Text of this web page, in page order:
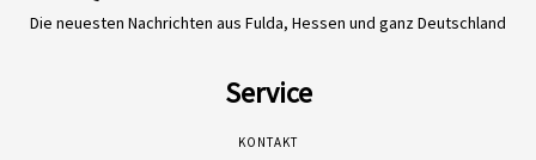
Die neuesten Nachrichten aus Fulda, Hessen und ganz Deutschland
Service
KONTAKT